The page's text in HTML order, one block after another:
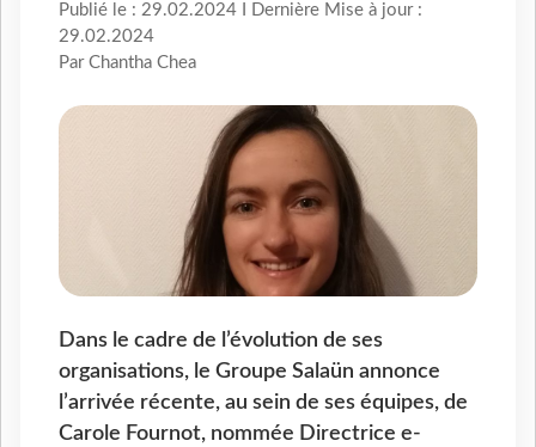
Publié le : 29.02.2024 I Dernière Mise à jour :
29.02.2024
Par Chantha Chea
Dans le cadre de l’évolution de ses
organisations, le Groupe Salaün annonce
l’arrivée récente, au sein de ses équipes, de
Carole Fournot, nommée Directrice e-